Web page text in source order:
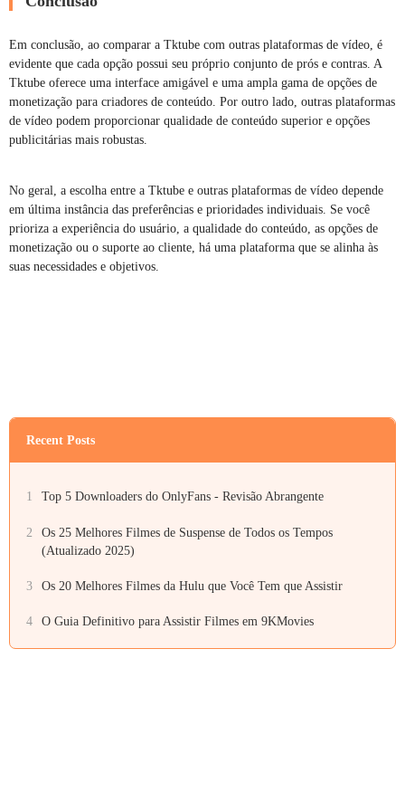
Em conclusão, ao comparar a Tktube com outras plataformas de vídeo, é
evidente que cada opção possui seu próprio conjunto de prós e contras. A
Tktube oferece uma interface amigável e uma ampla gama de opções de
monetização para criadores de conteúdo. Por outro lado, outras plataformas
de vídeo podem proporcionar qualidade de conteúdo superior e opções
publicitárias mais robustas.
No geral, a escolha entre a Tktube e outras plataformas de vídeo depende
em última instância das preferências e prioridades individuais. Se você
prioriza a experiência do usuário, a qualidade do conteúdo, as opções de
monetização ou o suporte ao cliente, há uma plataforma que se alinha às
suas necessidades e objetivos.
Recent Posts
1 Top 5 Downloaders do OnlyFans - Revisão Abrangente
2
Os 25 Melhores Filmes de Suspense de Todos os Tempos
(Atualizado 2025)
3 Os 20 Melhores Filmes da Hulu que Você Tem que Assistir
4 O Guia Definitivo para Assistir Filmes em 9KMovies